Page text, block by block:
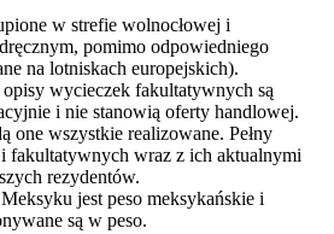
w strefie wolnocłowej i
pomimo odpowiedniego
na lotniskach europejskich).
wycieczek fakultatywnych są
i nie stanowią oferty handlowej.
one wszystkie realizowane. Pełny
fakultatywnych wraz z ich aktualnymi
rezydentów.
jest peso meksykańskie i
są w peso.